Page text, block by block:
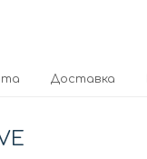
Доставка